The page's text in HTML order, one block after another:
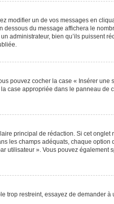
modifier un de vos messages en
dessous du message affichera le
administrateur, bien qu’ils puissent
pouvez cocher la case « Insérer une
case appropriée dans le panneau de
principal de rédaction. Si cet onglet
les champs adéquats, chaque option
utilisateur ». Vous pouvez également
trop restreint, essayez de demander à